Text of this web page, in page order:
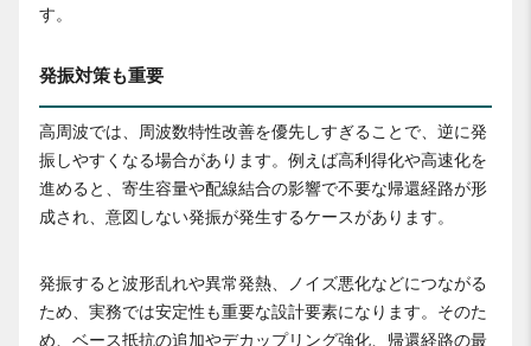
す。
発振対策も重要
高周波では、周波数特性改善を優先しすぎることで、逆に発
振しやすくなる場合があります。例えば高利得化や高速化を
進めると、寄生容量や配線結合の影響で不要な帰還経路が形
成され、意図しない発振が発生するケースがあります。
発振すると波形乱れや異常発熱、ノイズ悪化などにつながる
ため、実務では安定性も重要な設計要素になります。そのた
め、ベース抵抗の追加やデカップリング強化、帰還経路の最